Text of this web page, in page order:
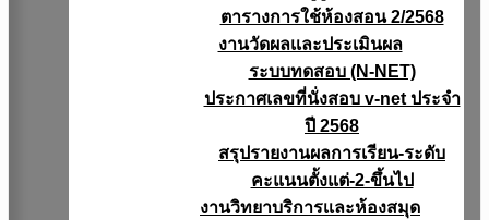
ตารางการใช้ห้องสอน 2/2568
งานวัดผลเเละประเมินผล
ระบบทดสอบ (N-NET)
ประกาศเลขที่นั่งสอบ v-net ประจำ
ปี 2568
สรุปรายงานผลการเรียน-ระดับ
คะแนนตั้งแต่-2-ขึ้นไป
งานวิทยาบริการเเละห้องสมุด